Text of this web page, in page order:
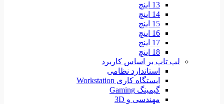
13 اینچ
14 اینچ
15 اینچ
16 اینچ
17 اینچ
18 اینچ
لپ تاپ بر اساس کاربرد
استاندارد نظامی
ایستگاه کاری Workstation
گیمینگ Gaming
مهندسی و 3D